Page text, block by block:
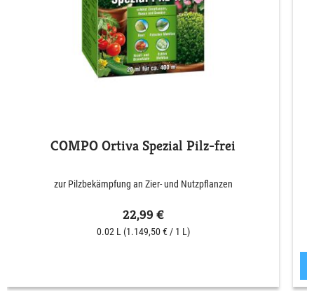
COMPO Ortiva Spezial Pilz-frei
zur Pilzbekämpfung an Zier- und Nutzpflanzen
22,99 €
0.02 L (1.149,50 € / 1 L)